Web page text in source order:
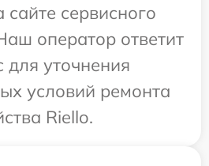
сервисного
оператор ответит
уточнения
условий ремонта
Riello.